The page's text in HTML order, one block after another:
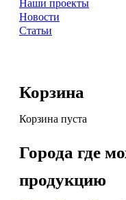
Наши проекты
Новости
Статьи
Корзина
Корзина пуста
Города где
продукцию